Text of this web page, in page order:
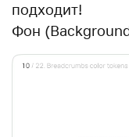
подходит!
Фон